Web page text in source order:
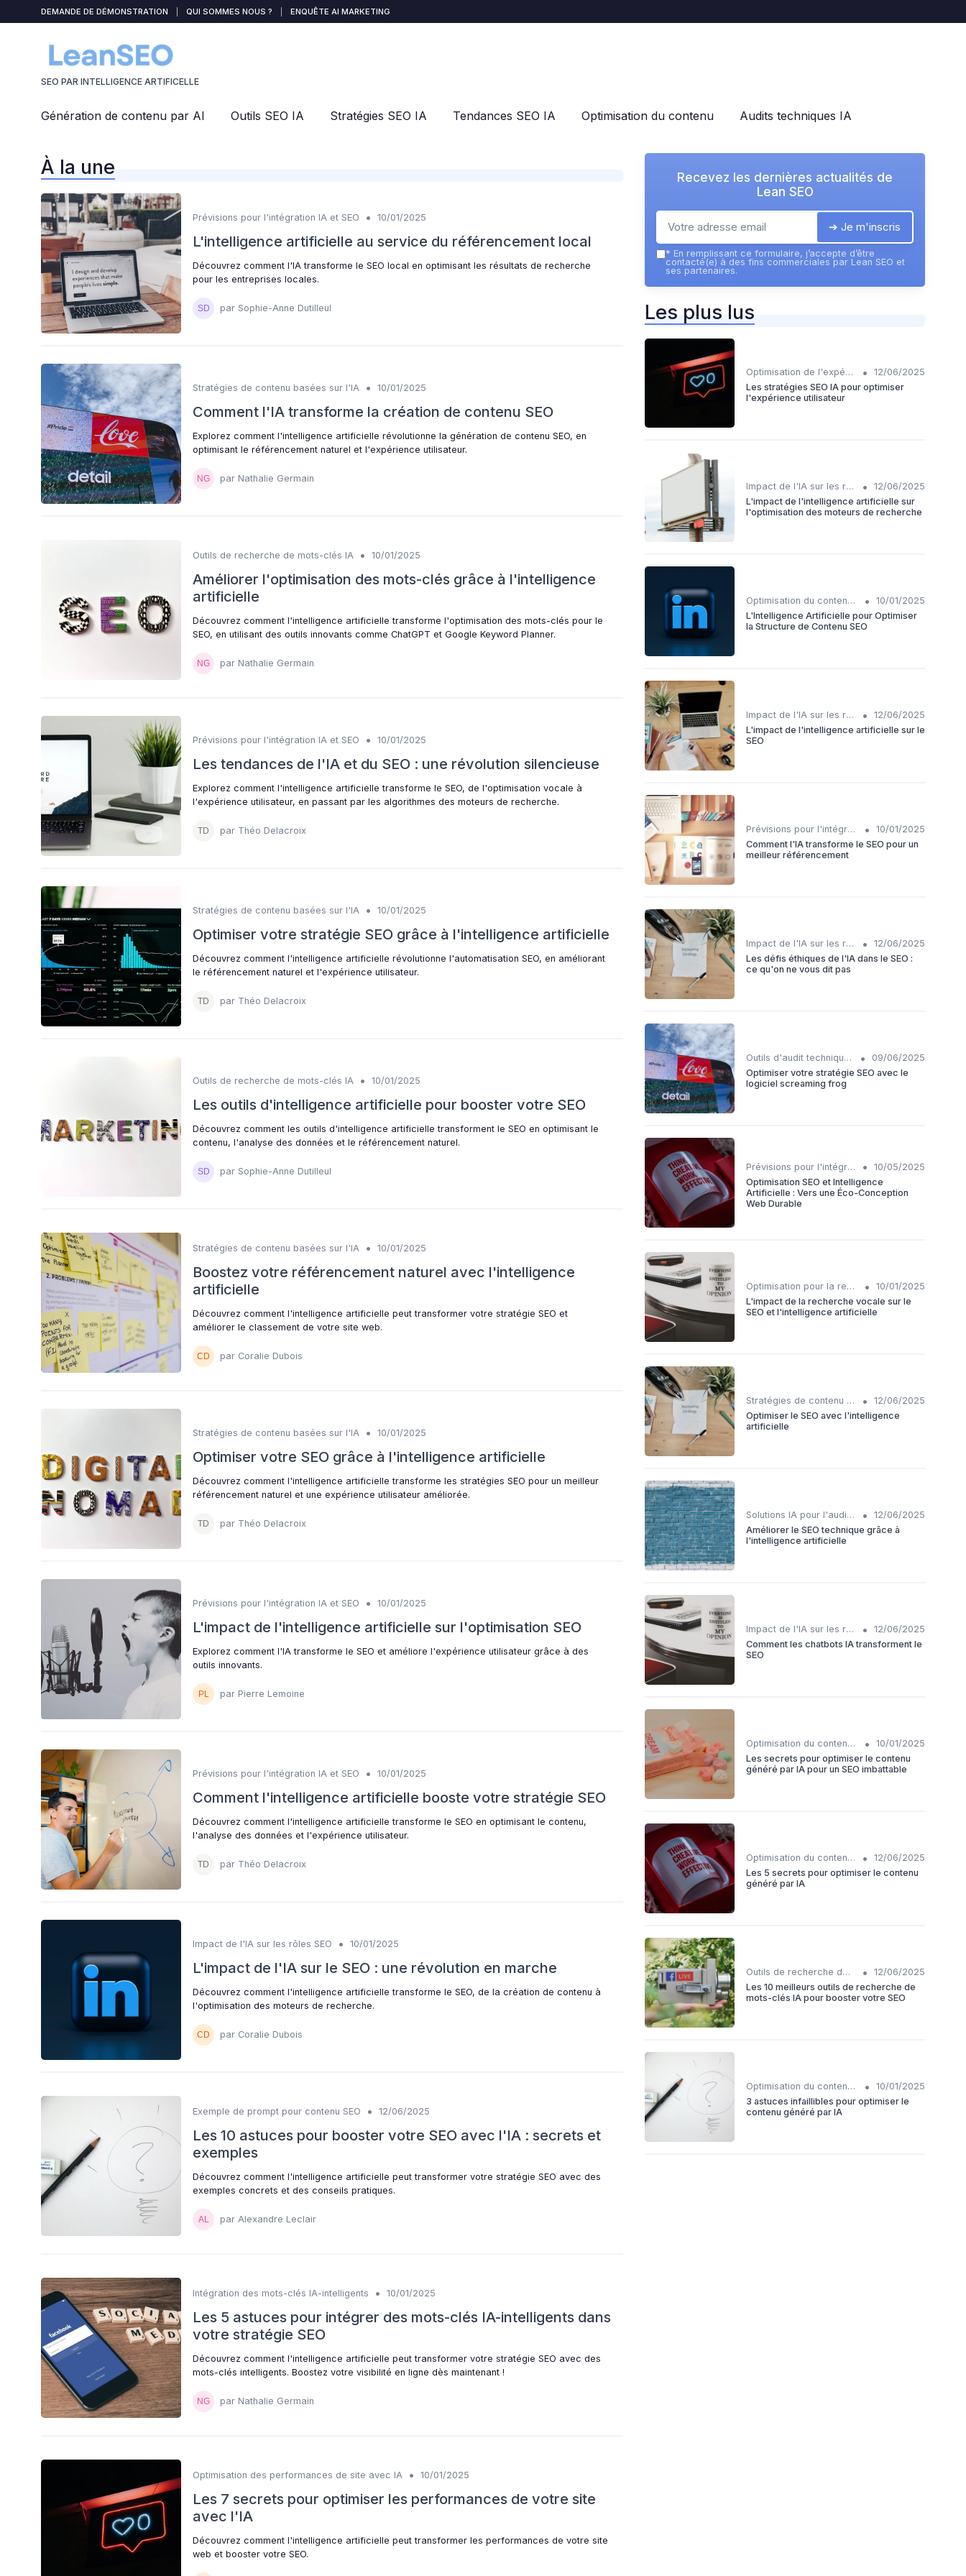
DEMANDE DE DÉMONSTRATION QUI SOMMES NOUS ? ENQUÊTE AI MARKETING
SEO PAR INTELLIGENCE ARTIFICELLE
Génération de contenu par AI Outils SEO IA Stratégies SEO IA Tendances SEO IA Optimisation du contenu Audits techniques IA
À la une
Prévisions pour l'intégration IA et SEO • 10/01/2025
L'intelligence artificielle au service du référencement local
Découvrez comment l'IA transforme le SEO local en optimisant les résultats de recherche
pour les entreprises locales.
par Sophie-Anne Dutilleul
Stratégies de contenu basées sur l'IA • 10/01/2025
Comment l'IA transforme la création de contenu SEO
Explorez comment l'intelligence artificielle révolutionne la génération de contenu SEO, en
optimisant le référencement naturel et l'expérience utilisateur.
par Nathalie Germain
Outils de recherche de mots-clés IA • 10/01/2025
Améliorer l'optimisation des mots-clés grâce à l'intelligence
artificielle
Découvrez comment l'intelligence artificielle transforme l'optimisation des mots-clés pour le
SEO, en utilisant des outils innovants comme ChatGPT et Google Keyword Planner.
par Nathalie Germain
Prévisions pour l'intégration IA et SEO • 10/01/2025
Les tendances de l'IA et du SEO : une révolution silencieuse
Explorez comment l'intelligence artificielle transforme le SEO, de l'optimisation vocale à
l'expérience utilisateur, en passant par les algorithmes des moteurs de recherche.
par Théo Delacroix
Stratégies de contenu basées sur l'IA • 10/01/2025
Optimiser votre stratégie SEO grâce à l'intelligence artificielle
Découvrez comment l'intelligence artificielle révolutionne l'automatisation SEO, en améliorant
le référencement naturel et l'expérience utilisateur.
par Théo Delacroix
Outils de recherche de mots-clés IA • 10/01/2025
Les outils d'intelligence artificielle pour booster votre SEO
Découvrez comment les outils d'intelligence artificielle transforment le SEO en optimisant le
contenu, l'analyse des données et le référencement naturel.
par Sophie-Anne Dutilleul
Stratégies de contenu basées sur l'IA • 10/01/2025
Boostez votre référencement naturel avec l'intelligence
artificielle
Découvrez comment l'intelligence artificielle peut transformer votre stratégie SEO et
améliorer le classement de votre site web.
par Coralie Dubois
Stratégies de contenu basées sur l'IA • 10/01/2025
Optimiser votre SEO grâce à l'intelligence artificielle
Découvrez comment l'intelligence artificielle transforme les stratégies SEO pour un meilleur
référencement naturel et une expérience utilisateur améliorée.
par Théo Delacroix
Prévisions pour l'intégration IA et SEO • 10/01/2025
L'impact de l'intelligence artificielle sur l'optimisation SEO
Explorez comment l'IA transforme le SEO et améliore l'expérience utilisateur grâce à des
outils innovants.
par Pierre Lemoine
Prévisions pour l'intégration IA et SEO • 10/01/2025
Comment l'intelligence artificielle booste votre stratégie SEO
Découvrez comment l'intelligence artificielle transforme le SEO en optimisant le contenu,
l'analyse des données et l'expérience utilisateur.
par Théo Delacroix
Impact de l'IA sur les rôles SEO • 10/01/2025
L'impact de l'IA sur le SEO : une révolution en marche
Découvrez comment l'intelligence artificielle transforme le SEO, de la création de contenu à
l'optimisation des moteurs de recherche.
par Coralie Dubois
Exemple de prompt pour contenu SEO • 12/06/2025
Les 10 astuces pour booster votre SEO avec l'IA : secrets et
exemples
Découvrez comment l'intelligence artificielle peut transformer votre stratégie SEO avec des
exemples concrets et des conseils pratiques.
par Alexandre Leclair
Intégration des mots-clés IA-intelligents • 10/01/2025
Les 5 astuces pour intégrer des mots-clés IA-intelligents dans
votre stratégie SEO
Découvrez comment l'intelligence artificielle peut transformer votre stratégie SEO avec des
mots-clés intelligents. Boostez votre visibilité en ligne dès maintenant !
par Nathalie Germain
Optimisation des performances de site avec IA • 10/01/2025
Les 7 secrets pour optimiser les performances de votre site
avec l'IA
Découvrez comment l'intelligence artificielle peut transformer les performances de votre site
web et booster votre SEO.
Recevez les dernières actualités de
Lean SEO
➔ Je m'inscris
* En remplissant ce formulaire, j’accepte d’être
contacté(e) à des fins commerciales par Lean SEO et
ses partenaires.
Les plus lus
Optimisation de l'expérience utilisateur avec IA •
12/06/2025
Les stratégies SEO IA pour optimiser
l'expérience utilisateur
Impact de l'IA sur les rôles SEO •
12/06/2025
L'impact de l'intelligence artificielle sur
l'optimisation des moteurs de recherche
Optimisation du contenu généré par IA •
10/01/2025
L'Intelligence Artificielle pour Optimiser
la Structure de Contenu SEO
Impact de l'IA sur les rôles SEO •
12/06/2025
L'impact de l'intelligence artificielle sur le
SEO
Prévisions pour l'intégration IA et SEO •
10/01/2025
Comment l'IA transforme le SEO pour un
meilleur référencement
Impact de l'IA sur les rôles SEO •
12/06/2025
Les défis éthiques de l'IA dans le SEO :
ce qu'on ne vous dit pas
Outils d'audit technique SEO •
09/06/2025
Optimiser votre stratégie SEO avec le
logiciel screaming frog
Prévisions pour l'intégration IA et SEO •
10/05/2025
Optimisation SEO et Intelligence
Artificielle : Vers une Éco-Conception
Web Durable
Optimisation pour la recherche vocale •
10/01/2025
L'impact de la recherche vocale sur le
SEO et l'intelligence artificielle
Stratégies de contenu basées sur l'IA •
12/06/2025
Optimiser le SEO avec l'intelligence
artificielle
Solutions IA pour l'audit SEO technique •
12/06/2025
Améliorer le SEO technique grâce à
l'intelligence artificielle
Impact de l'IA sur les rôles SEO •
12/06/2025
Comment les chatbots IA transforment le
SEO
Optimisation du contenu généré par IA •
10/01/2025
Les secrets pour optimiser le contenu
généré par IA pour un SEO imbattable
Optimisation du contenu généré par IA •
12/06/2025
Les 5 secrets pour optimiser le contenu
généré par IA
Outils de recherche de mots-clés IA •
12/06/2025
Les 10 meilleurs outils de recherche de
mots-clés IA pour booster votre SEO
Optimisation du contenu généré par IA •
10/01/2025
3 astuces infaillibles pour optimiser le
contenu généré par IA
Panneau de gestion des cookies